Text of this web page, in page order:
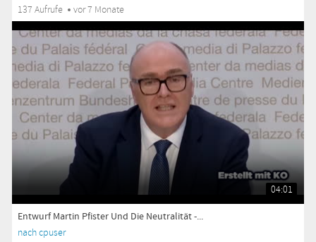
137 Aufrufe
vor 7 Monate
04:01
Entwurf Martin Pfister Und Die Neutralität -...
nach cpuser